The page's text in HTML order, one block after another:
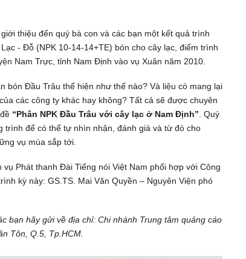
thiệu đến quý bà con và các bạn một kết quả trình
- Đỗ (NPK 10-14-14+TE) bón cho cây lạc, điểm trình
Nam Trực, tỉnh Nam Định vào vụ Xuân năm 2010.
bón Đầu Trâu thể hiện như thế nào? Và liệu có mang lại
các công ty khác hay không? Tất cả sẽ được chuyên
“Phân NPK Đầu Trâu với cây lạc ở Nam Định” . Quý
trình để có thể tự nhìn nhận, đánh giá và từ đó cho
vụ mùa sắp tới.
Phát thanh Đài Tiếng nói Việt Nam phối hợp với Công
kỳ này: GS.TS. Mai Văn Quyền – Nguyên Viện phó
bạn hãy gửi về địa chỉ: Chi nhánh Trung tâm quảng cáo
Tôn, Q.5, Tp.HCM.